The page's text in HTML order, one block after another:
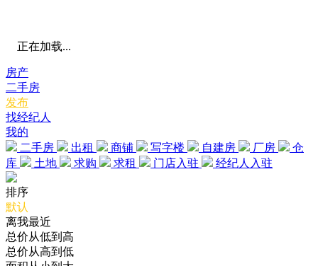
正在加载...
房产
二手房
发布
找经纪人
我的
二手房
出租 商铺 写字楼 自建房 厂房
仓
库
土地 求购 求租 门店入驻 经纪人入驻
排序
默认
离我最近
总价从低到高
总价从高到低